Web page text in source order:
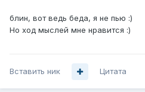
блин, вот ведь беда, я не пью :)
Но ход мыслей мне нравится :)
Вставить ник Цитата